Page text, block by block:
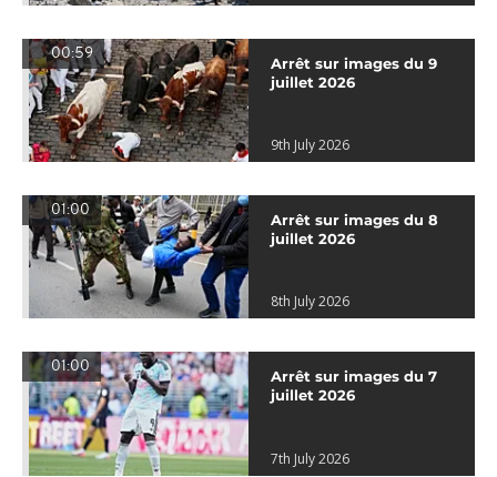
00:59
Arrêt sur images du 9
juillet 2026
9th July 2026
01:00
Arrêt sur images du 8
juillet 2026
8th July 2026
01:00
Arrêt sur images du 7
juillet 2026
7th July 2026